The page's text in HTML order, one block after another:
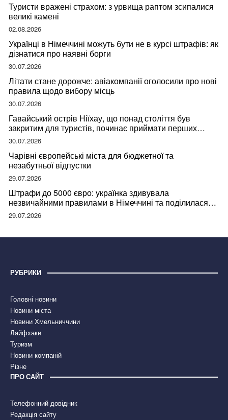
Туристи вражені страхом: з урвища раптом зсипалися
великі камені
02.08.2026
Українці в Німеччині можуть бути не в курсі штрафів: як
дізнатися про наявні борги
30.07.2026
Літати стане дорожче: авіакомпанії оголосили про нові
правила щодо вибору місць
30.07.2026
Гавайський острів Ніїхау, що понад століття був
закритим для туристів, починає приймати перших
відвідувачів
30.07.2026
Чарівні європейські міста для бюджетної та
незабутньої відпустки
29.07.2026
Штрафи до 5000 євро: українка здивувала
незвичайними правилами в Німеччині та поділилася
правдою
29.07.2026
РУБРИКИ
Головні новини
Новини міста
Новини Хмельниччини
Лайфхаки
Туризм
Новини компаній
Різне
ПРО САЙТ
Телефонний довідник
Редакція сайту